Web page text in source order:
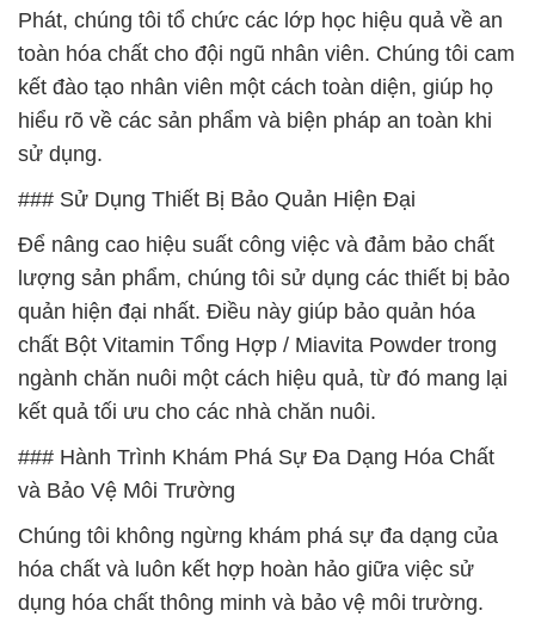
Phát, chúng tôi tổ chức các lớp học hiệu quả về an
toàn hóa chất cho đội ngũ nhân viên. Chúng tôi cam
kết đào tạo nhân viên một cách toàn diện, giúp họ
hiểu rõ về các sản phẩm và biện pháp an toàn khi
sử dụng.
### Sử Dụng Thiết Bị Bảo Quản Hiện Đại
Để nâng cao hiệu suất công việc và đảm bảo chất
lượng sản phẩm, chúng tôi sử dụng các thiết bị bảo
quản hiện đại nhất. Điều này giúp bảo quản hóa
chất Bột Vitamin Tổng Hợp / Miavita Powder trong
ngành chăn nuôi một cách hiệu quả, từ đó mang lại
kết quả tối ưu cho các nhà chăn nuôi.
### Hành Trình Khám Phá Sự Đa Dạng Hóa Chất
và Bảo Vệ Môi Trường
Chúng tôi không ngừng khám phá sự đa dạng của
hóa chất và luôn kết hợp hoàn hảo giữa việc sử
dụng hóa chất thông minh và bảo vệ môi trường.